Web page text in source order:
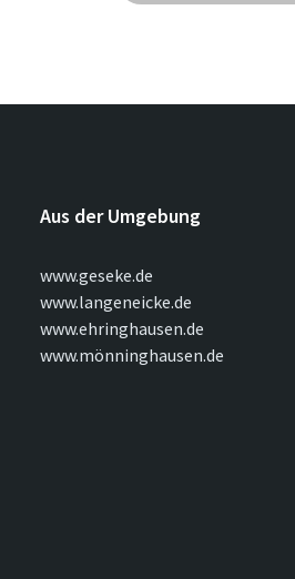
Aus der Umgebung
www.geseke.de
www.langeneicke.de
www.ehringhausen.de
www.mönninghausen.de